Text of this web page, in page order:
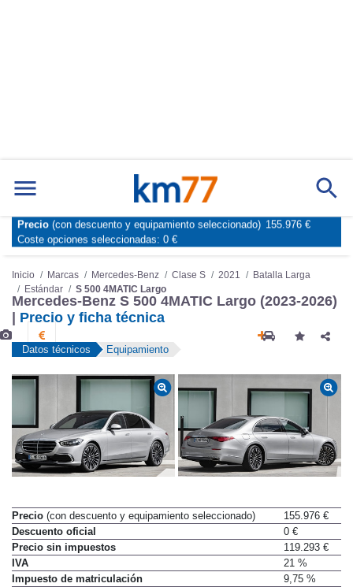
Marcas Comparador de coches
Inicio Marcas Mercedes-Benz Clase S 2021
Batalla Larga
Estándar
S 500 4MATIC Largo
Mercedes-Benz S 500 4MATIC Largo (2023-2026)
Precio y ficha técnica
Datos técnicos Equipamiento
Precio (con descuento y equipamiento seleccionado)
155.976 €
Descuento oficial
0 €
Precio sin impuestos
119.293 €
IVA
21 %
Impuesto de matriculación
9,75 %
Precio (con descuento y equipamiento seleccionado) 155.976 €
Coste opciones seleccionadas: 0 €